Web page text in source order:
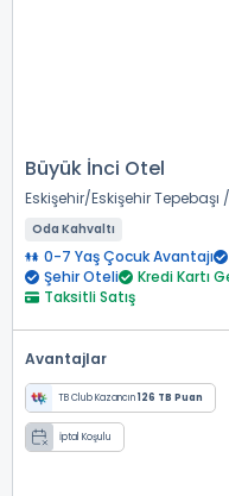
Büyük İnci Otel
Eskişehir Eskişehir Tepebaşı
Oda Kahvaltı
0-7 Yaş Çocuk Avantajı
Şehir Oteli
Kredi Kartı
Taksitli Satış
Avantajlar
TB Club Kazancın126 TB Puan
İptal Koşulu